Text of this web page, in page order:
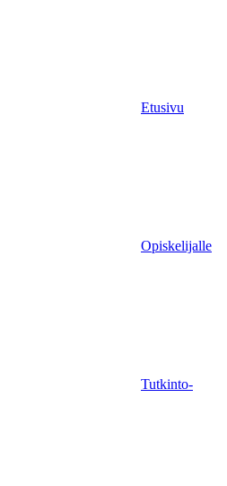
Etusivu
Opiskelijalle
Tutkinto-